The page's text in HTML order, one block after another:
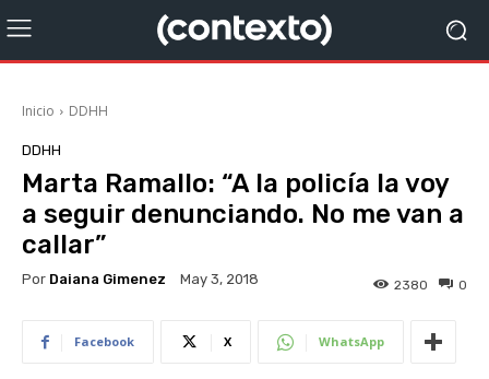
Inicio DDHH
DDHH
Marta Ramallo: “A la policía la voy
a seguir denunciando. No me van a
callar”
Por Daiana Gimenez May 3, 2018 0
2380
Facebook X WhatsApp